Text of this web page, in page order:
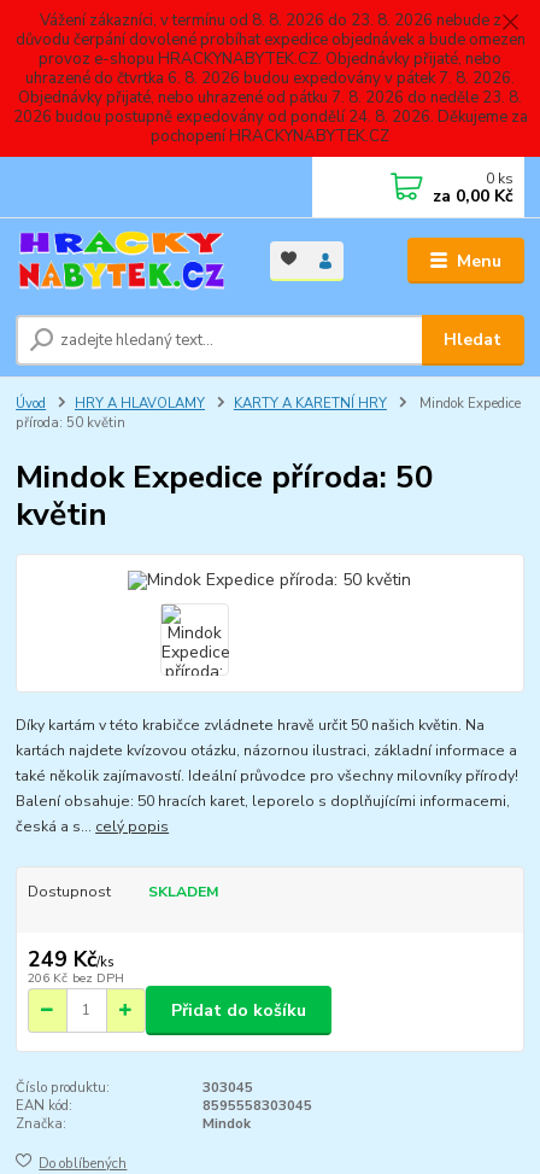
Vážení zákazníci, v termínu od 8. 8. 2026 do 23. 8. 2026 nebude z
důvodu čerpání dovolené probíhat expedice objednávek a bude omezen
provoz e-shopu HRACKYNABYTEK.CZ. Objednávky přijaté, nebo
uhrazené do čtvrtka 6. 8. 2026 budou expedovány v pátek 7. 8. 2026.
Objednávky přijaté, nebo uhrazené od pátku 7. 8. 2026 do neděle 23. 8.
2026 budou postupně expedovány od pondělí 24. 8. 2026. Děkujeme za
pochopení HRACKYNABYTEK.CZ
Menu
Hledat
0 ks
za 0,00 Kč
Úvod HRY A HLAVOLAMY KARTY A KARETNÍ HRY
Mindok Expedice
příroda: 50 květin
Mindok Expedice příroda: 50
květin
Díky kartám v této krabičce zvládnete hravě určit 50 našich květin. Na
kartách najdete kvízovou otázku, názornou ilustraci, základní informace a
také několik zajímavostí. Ideální průvodce pro všechny milovníky přírody!
Balení obsahuje: 50 hracích karet, leporelo s doplňujícími informacemi,
česká a s... celý popis
Dostupnost SKLADEM
249 Kč/ks
206 Kč bez DPH
Přidat do košíku
Číslo produktu:
303045
EAN kód:
8595558303045
Značka:
Mindok
Do oblíbených